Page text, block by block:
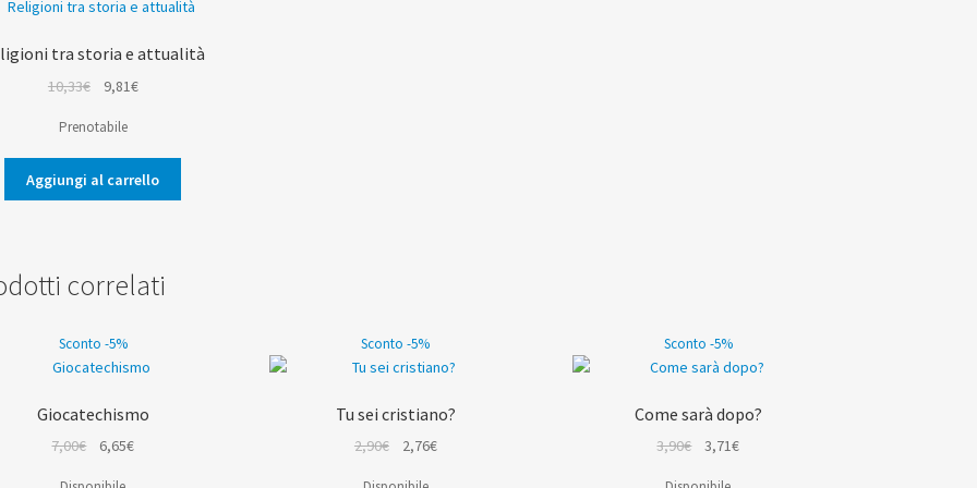
tra storia e attualità
10,33€
originale
era:
10,33€.
9,81€Il
è:
9,81€.
Prenotabile
Aggiungi al carrello
correlati
Sconto -5%
Giocatechismo
7,00€ 6,65€Il
Sconto -5%
Tu sei cristiano?
2,90€ 2,76€Il
Sconto -5%
Come sarà dopo?
3,90€ 3,71€Il